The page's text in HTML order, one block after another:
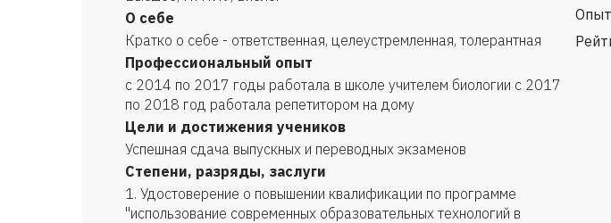
О себе
Кратко о себе - ответственная, целеустремленная, толерантная
Профессиональный опыт
с 2014 по 2017 годы работала в школе учителем биологии с 2017
по 2018 год работала репетитором на дому
Цели и достижения учеников
Успешная сдача выпускных и переводных экзаменов
Степени, разряды, заслуги
1. Удостоверение о повышении квалификации по программе
"использование современных образовательных технологий в